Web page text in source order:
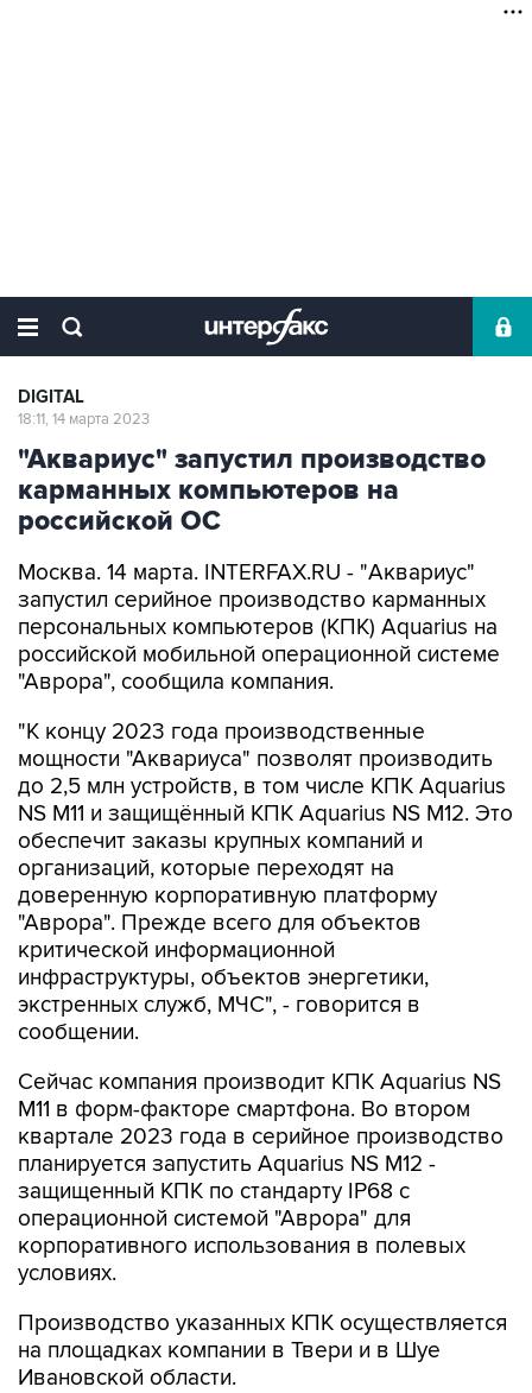
DIGITAL
18:11, 14 марта 2023
"Аквариус" запустил производство
карманных компьютеров на
российской ОС
Москва. 14 марта. INTERFAX.RU - "Аквариус"
запустил серийное производство карманных
персональных компьютеров (КПК) Aquarius на
российской мобильной операционной системе
"Аврора", сообщила компания.
"К концу 2023 года производственные
мощности "Аквариуса" позволят производить
до 2,5 млн устройств, в том числе КПК Aquarius
NS M11 и защищённый КПК Aquarius NS M12. Это
обеспечит заказы крупных компаний и
организаций, которые переходят на
доверенную корпоративную платформу
"Аврора". Прежде всего для объектов
критической информационной
инфраструктуры, объектов энергетики,
экстренных служб, МЧС", - говорится в
сообщении.
Сейчас компания производит КПК Aquarius NS
M11 в форм-факторе смартфона. Во втором
квартале 2023 года в серийное производство
планируется запустить Aquarius NS M12 -
защищенный КПК по стандарту IP68 с
операционной системой "Аврора" для
корпоративного использования в полевых
условиях.
Производство указанных КПК осуществляется
на площадках компании в Твери и в Шуе
Ивановской области.